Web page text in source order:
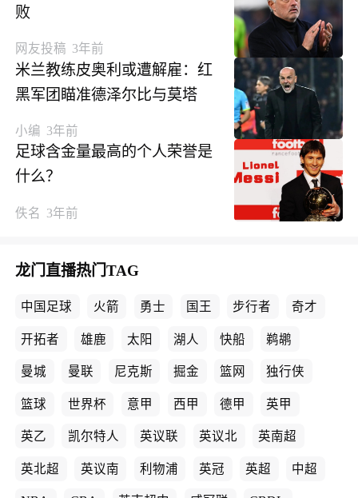
败
网友投稿 3年前
米兰教练皮奥利或遭解雇：红
黑军团瞄准德泽尔比与莫塔
小编 3年前
足球含金量最高的个人荣誉是
什么？
佚名 3年前
龙门直播热门TAG
中国足球 火箭 勇士 国王 步行者 奇才
开拓者 雄鹿 太阳 湖人 快船 鹈鹕
曼城 曼联 尼克斯 掘金 篮网 独行侠
篮球 世界杯 意甲 西甲 德甲 英甲
英乙 凯尔特人 英议联 英议北 英南超
英北超 英议南 利物浦 英冠 英超 中超